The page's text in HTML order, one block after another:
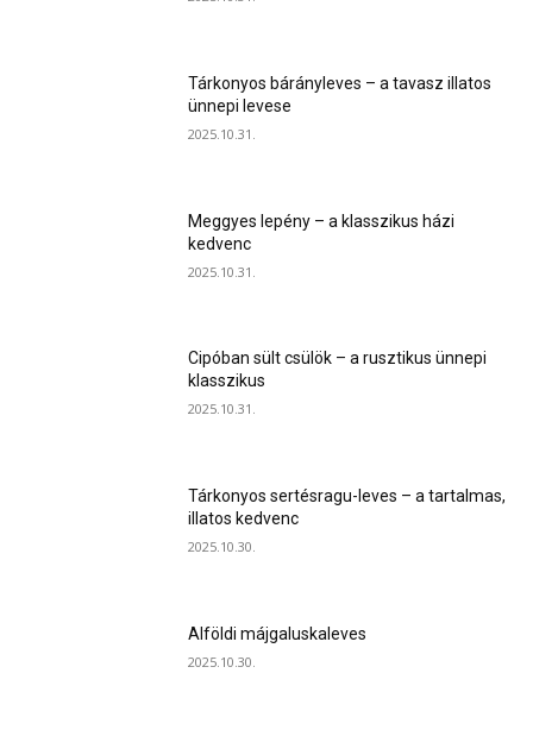
Tárkonyos bárányleves – a tavasz illatos
ünnepi levese
2025.10.31.
Meggyes lepény – a klasszikus házi
kedvenc
2025.10.31.
Cipóban sült csülök – a rusztikus ünnepi
klasszikus
2025.10.31.
Tárkonyos sertésragu-leves – a tartalmas,
illatos kedvenc
2025.10.30.
Alföldi májgaluskaleves
2025.10.30.